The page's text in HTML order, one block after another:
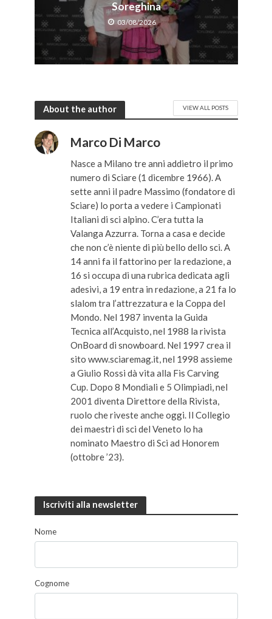
Soreghina
03/08/2026
About the author VIEW ALL POSTS
Marco Di Marco
Nasce a Milano tre anni addietro il primo
numero di Sciare (1 dicembre 1966). A
sette anni il padre Massimo (fondatore di
Sciare) lo porta a vedere i Campionati
Italiani di sci alpino. C’era tutta la
Valanga Azzurra. Torna a casa e decide
che non c’è niente di più bello dello sci. A
14 anni fa il fattorino per la redazione, a
16 si occupa di una rubrica dedicata agli
adesivi, a 19 entra in redazione, a 21 fa lo
slalom tra l’attrezzatura e la Coppa del
Mondo. Nel 1987 inventa la Guida
Tecnica all’Acquisto, nel 1988 la rivista
OnBoard di snowboard. Nel 1997 crea il
sito www.sciaremag.it, nel 1998 assieme
a Giulio Rossi dà vita alla Fis Carving
Cup. Dopo 8 Mondiali e 5 Olimpiadi, nel
2001 diventa Direttore della Rivista,
ruolo che riveste anche oggi. Il Collegio
dei maestri di sci del Veneto lo ha
nominato Maestro di Sci ad Honorem
(ottobre ’23).
Iscriviti alla newsletter
Nome
Cognome